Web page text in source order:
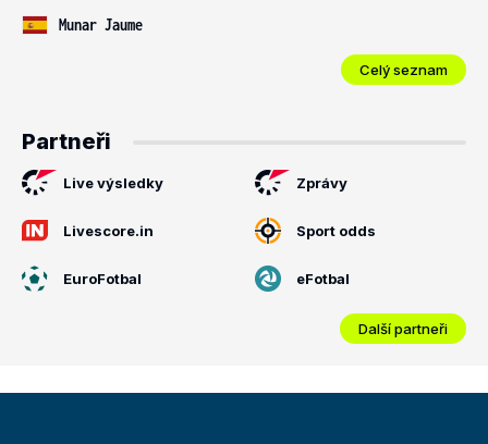
Munar Jaume
Celý seznam
Partneři
Live výsledky Zprávy
Livescore.in Sport odds
EuroFotbal eFotbal
Další partneři